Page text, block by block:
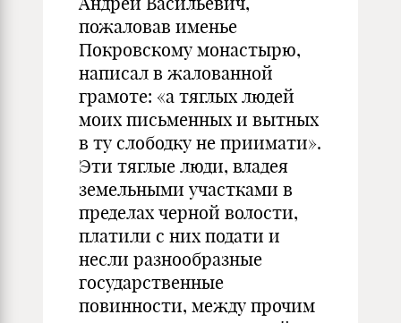
пожаловав именье
Покровскому монастырю,
написал в жалованной
грамоте: «а тяглых людей
моих письменных и вытных
в ту слободку не приимати».
Эти тяглые люди, владея
земельными участками в
пределах черной волости,
платили с них подати и
несли разнообразные
государственные
повинности, между прочим